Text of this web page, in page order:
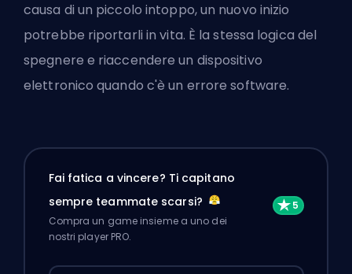
causa di un piccolo intoppo, un nuovo inizio
potrebbe riportarli in vita. È la stessa logica del
spegnere e riaccendere un dispositivo
elettronico quando c'è un errore software.
Fai fatica a vincere? Ti capitano
sempre teammate scarsi?
Compra un game insieme a uno dei
nostri player PRO.